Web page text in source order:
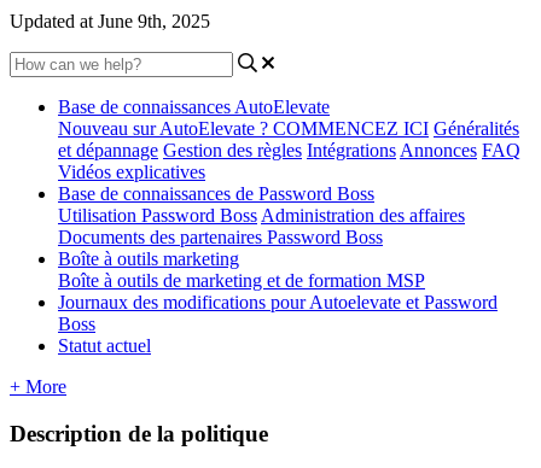
Updated at June 9th, 2025
Base de connaissances AutoElevate
Nouveau sur AutoElevate ? COMMENCEZ ICI Généralités
et dépannage Gestion des règles Intégrations Annonces FAQ
Vidéos explicatives
Base de connaissances de Password Boss
Utilisation Password Boss Administration des affaires
Documents des partenaires Password Boss
Boîte à outils marketing
Boîte à outils de marketing et de formation MSP
Journaux des modifications pour Autoelevate et Password
Boss
Statut actuel
+ More
Description de la politique